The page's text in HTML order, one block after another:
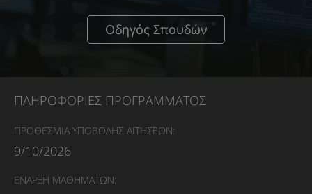
Οδηγός Σπουδών
ΠΛΗΡΟΦΟΡΙΕΣ ΠΡΟΓΡΑΜΜΑΤΟΣ
ΠΡΟΘΕΣΜΙΑ ΥΠΟΒΟΛΗΣ ΑΙΤΗΣΕΩΝ:
9/10/2026
ΕΝΑΡΞΗ ΜΑΘΗΜΑΤΩΝ: